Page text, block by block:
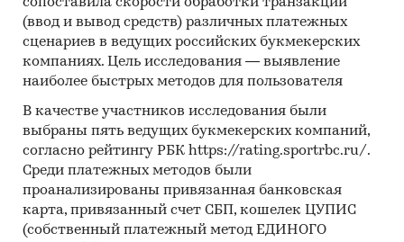
NPV тыс. €
Индекс прибыльности раз 104,17
Срок окупаемости мес. 10
Выдержки из исследования
Обзор международного рынка финтех-
стартапов
сопоставила скорости обработки транзакций
(ввод и вывод средств) различных платежных
сценариев в ведущих российских букмекерских
компаниях. Цель исследования — выявление
наиболее быстрых методов для пользователя
В качестве участников исследования были
выбраны пять ведущих букмекерских компаний,
согласно рейтингу РБК https://rating.sportrbc.ru/.
Среди платежных методов были
проанализированы привязанная банковская
карта, привязанный счет СБП, кошелек ЦУПИС
(собственный платежный метод ЕДИНОГО